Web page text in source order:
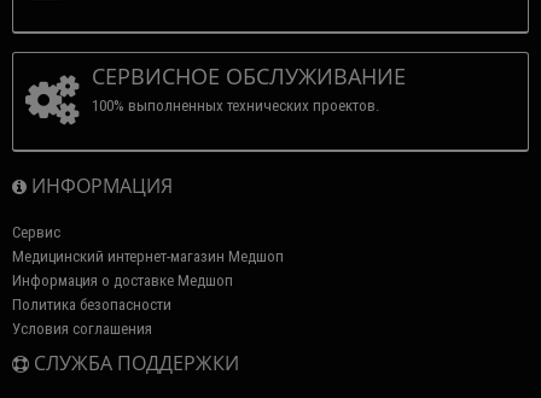
СЕРВИСНОЕ ОБСЛУЖИВАНИЕ
100% выполненных технических проектов.
ИНФОРМАЦИЯ
Сервис
Медицинский интернет-магазин Медшоп
Информация о доставке Медшоп
Политика безопасности
Условия соглашения
СЛУЖБА ПОДДЕРЖКИ